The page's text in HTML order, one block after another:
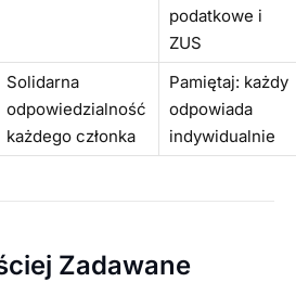
podatkowe i
ZUS
Solidarna
odpowiedzialność
każdego członka
Pamiętaj: każdy
odpowiada
indywidualnie
Zadawane